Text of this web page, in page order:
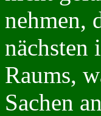
nehmen,
nächsten
Raums,
Sachen